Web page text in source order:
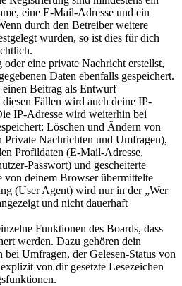
eine E-Mail-Adresse und ein
durch den Betreiber weitere
wurden, so ist dies für dich
eine private Nachricht erstellst,
Daten ebenfalls gespeichert.
Beitrag als Entwurf
Fällen wird auch deine IP-
IP-Adresse wird weiterhin bei
Löschen und Ändern von
Private Nachrichten und Umfragen),
Profildaten (E-Mail-Adresse,
Passwort) und gescheiterte
von deinem Browser übermittelte
(User Agent) wird nur in der „Wer
und nicht dauerhaft
Funktionen des Boards, dass
werden. Dazu gehören dein
bei Umfragen, der Gelesen-Status von
von dir gesetzte Lesezeichen